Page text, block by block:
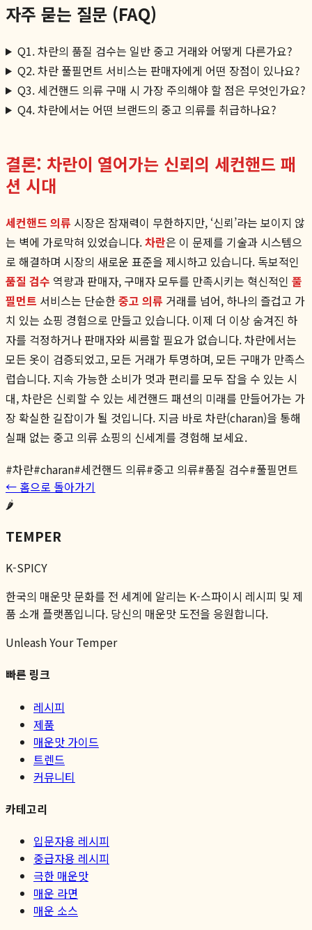
자주 묻는 질문 (FAQ)
Q1. 차란의 품질 검수는 일반 중고 거래와 어떻게 다른가요?
Q2. 차란 풀필먼트 서비스는 판매자에게 어떤 장점이 있나요?
Q3. 세컨핸드 의류 구매 시 가장 주의해야 할 점은 무엇인가요?
Q4. 차란에서는 어떤 브랜드의 중고 의류를 취급하나요?
결론: 차란이 열어가는 신뢰의 세컨핸드 패
션 시대
세컨핸드 의류 시장은 잠재력이 무한하지만, ‘신뢰’라는 보이지 않
는 벽에 가로막혀 있었습니다.차란은 이 문제를 기술과 시스템으
로 해결하며 시장의 새로운 표준을 제시하고 있습니다. 독보적인
품질 검수 역량과 판매자, 구매자 모두를 만족시키는 혁신적인 풀
필먼트 서비스는 단순한중고 의류 거래를 넘어, 하나의 즐겁고 가
치 있는 쇼핑 경험으로 만들고 있습니다. 이제 더 이상 숨겨진 하
자를 걱정하거나 판매자와 씨름할 필요가 없습니다. 차란에서는
모든 옷이 검증되었고, 모든 거래가 투명하며, 모든 구매가 만족스
럽습니다. 지속 가능한 소비가 멋과 편리를 모두 잡을 수 있는 시
대, 차란은 신뢰할 수 있는 세컨핸드 패션의 미래를 만들어가는 가
장 확실한 길잡이가 될 것입니다. 지금 바로 차란(charan)을 통해
실패 없는 중고 의류 쇼핑의 신세계를 경험해 보세요.
#차란#charan#세컨핸드 의류#중고 의류#품질 검수#풀필먼트
← 홈으로 돌아가기
🌶️
TEMPER
K-SPICY
한국의 매운맛 문화를 전 세계에 알리는 K-스파이시 레시피 및 제
품 소개 플랫폼입니다. 당신의 매운맛 도전을 응원합니다.
Unleash Your Temper
빠른 링크
레시피
제품
매운맛 가이드
트렌드
커뮤니티
카테고리
입문자용 레시피
중급자용 레시피
극한 매운맛
매운 라면
매운 소스